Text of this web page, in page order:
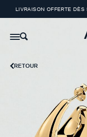
LIVRAISON OFFERTE
RETOUR